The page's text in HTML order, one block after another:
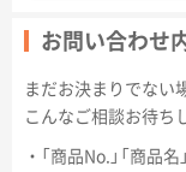
お問い合わせ
まだお決まりでない
こんなご相談お待ち
・「商品No.」「商品